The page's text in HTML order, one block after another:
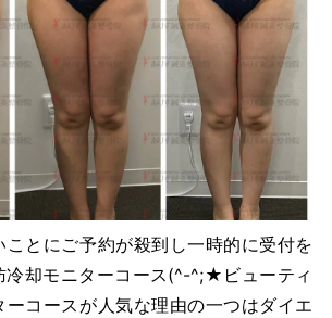
ことにご予約が殺到し一時的に受付を
冷却モニターコース(^-^;★ビューティ
ーコースが人気な理由の一つはダイエ